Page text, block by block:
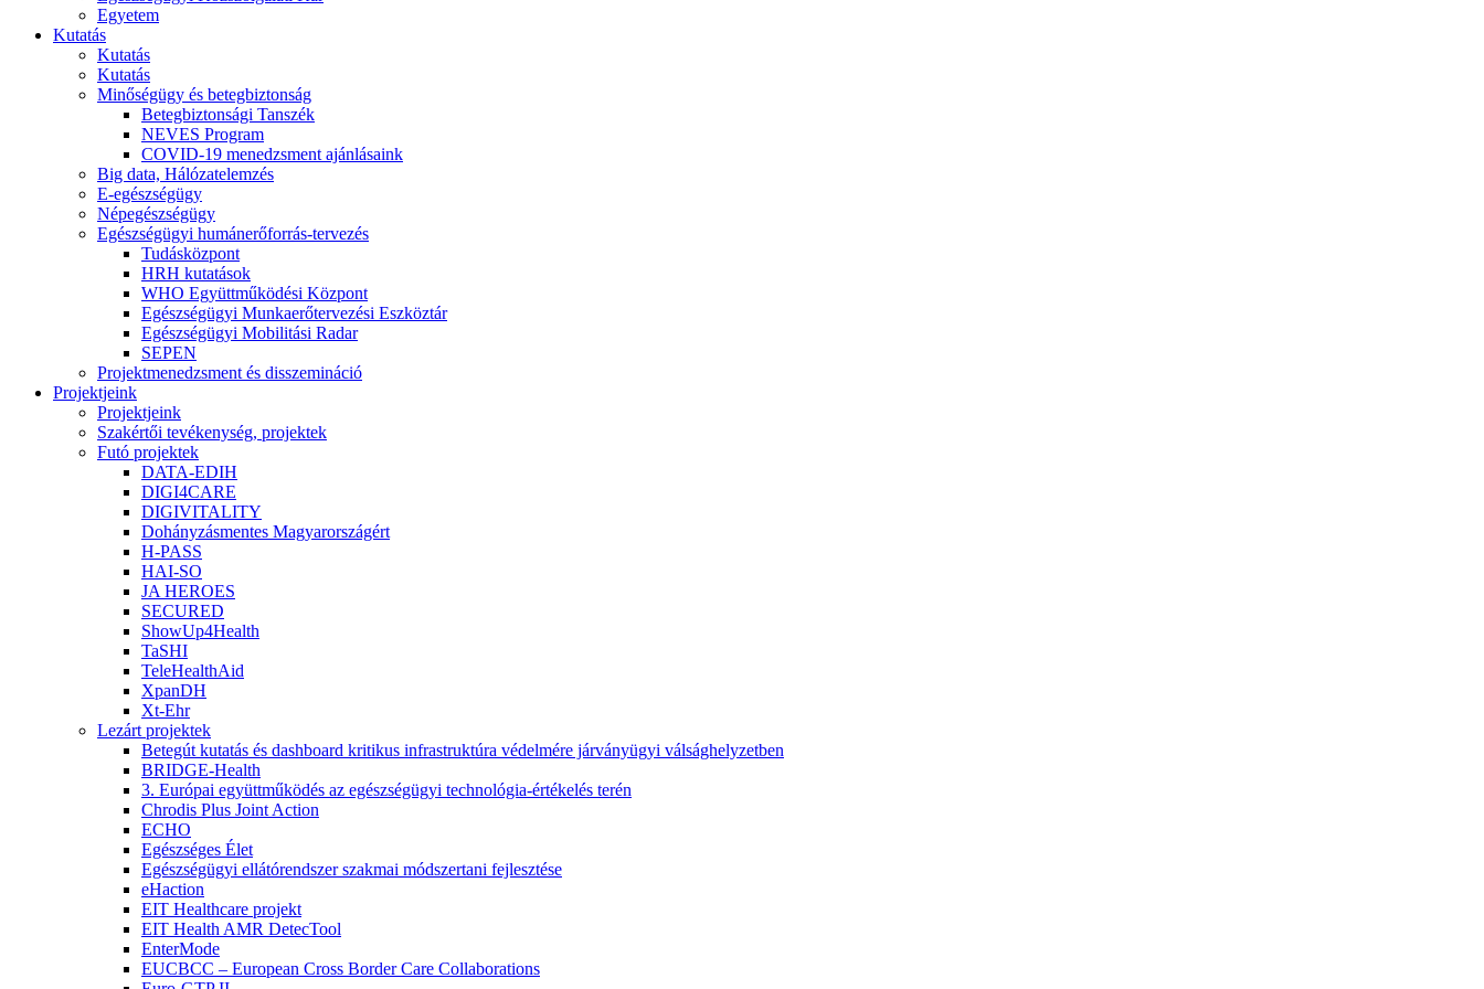
Egyetem
Kutatás
Kutatás
Kutatás
Minőségügy és betegbiztonság
Betegbiztonsági Tanszék
NEVES Program
COVID-19 menedzsment ajánlásaink
Big data, Hálózatelemzés
E-egészségügy
Népegészségügy
Egészségügyi humánerőforrás-tervezés
Tudásközpont
HRH kutatások
WHO Együttműködési Központ
Egészségügyi Munkaerőtervezési Eszköztár
Egészségügyi Mobilitási Radar
SEPEN
Projektmenedzsment és disszemináció
Projektjeink
Projektjeink
Szakértői tevékenység, projektek
Futó projektek
DATA-EDIH
DIGI4CARE
DIGIVITALITY
Dohányzásmentes Magyarországért
H-PASS
HAI-SO
JA HEROES
SECURED
ShowUp4Health
TaSHI
TeleHealthAid
XpanDH
Xt-Ehr
Lezárt projektek
Betegút kutatás és dashboard kritikus infrastruktúra védelmére járványügyi válsághelyzetben
BRIDGE-Health
3. Európai együttműködés az egészségügyi technológia-értékelés terén
Chrodis Plus Joint Action
ECHO
Egészséges Élet
Egészségügyi ellátórendszer szakmai módszertani fejlesztése
eHaction
EIT Healthcare projekt
EIT Health AMR DetecTool
EnterMode
EUCBCC – European Cross Border Care Collaborations